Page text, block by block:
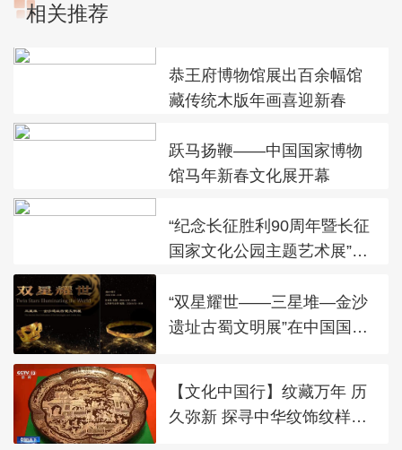
相关推荐
恭王府博物馆展出百余幅馆
藏传统木版年画喜迎新春
跃马扬鞭——中国国家博物
馆马年新春文化展开幕
“纪念长征胜利90周年暨长征
国家文化公园主题艺术展”在
“双星耀世——三星堆—金沙
遗址古蜀文明展”在中国国家
【文化中国行】纹藏万年 历
久弥新 探寻中华纹饰纹样之